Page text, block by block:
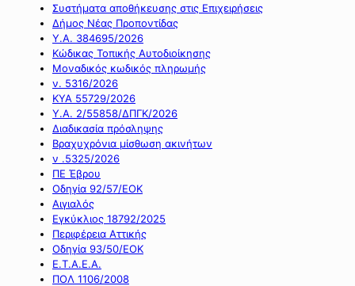
Συστήματα αποθήκευσης στις Επιχειρήσεις
Δήμος Νέας Προποντίδας
Υ.Α. 384695/2026
Κώδικας Τοπικής Αυτοδιοίκησης
Μοναδικός κωδικός πληρωμής
ν. 5316/2026
ΚΥΑ 55729/2026
Υ.Α. 2/55858/ΔΠΓΚ/2026
Διαδικασία πρόσληψης
Βραχυχρόνια μίσθωση ακινήτων
ν .5325/2026
ΠΕ Έβρου
Οδηγία 92/57/ΕΟΚ
Αιγιαλός
Εγκύκλιος 18792/2025
Περιφέρεια Αττικής
Οδηγία 93/50/ΕΟΚ
Ε.Τ.Α.Ε.Α.
ΠΟΛ 1106/2008